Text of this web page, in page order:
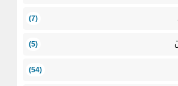
(7)
(5)
(54)